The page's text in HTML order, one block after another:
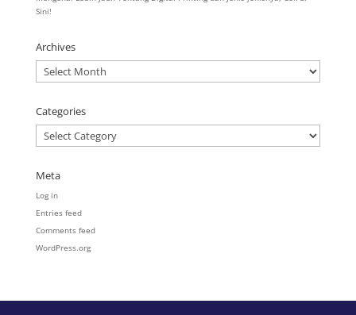
Sini!
Archives
Archives
Categories
Categories
Meta
Log in
Entries feed
Comments feed
WordPress.org